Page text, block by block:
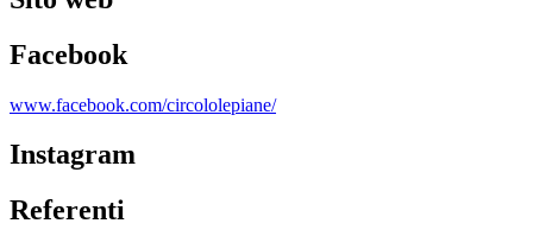
Facebook
www.facebook.com/circololepiane/
Instagram
Referenti